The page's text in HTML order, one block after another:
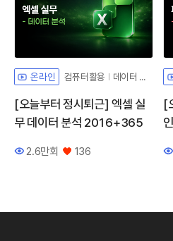
온라인 컴퓨터활용 데이터 분석
[오늘부터 정시퇴근] 엑셀 실
무 데이터 분석 2016+365
조회수
2.6만회
좋아요
136
[